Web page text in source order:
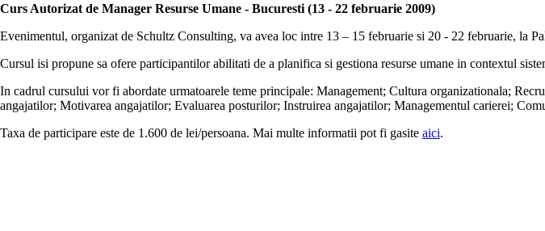
Curs Autorizat de Manager Resurse Umane - Bucuresti (13 - 22 februarie 2009)
Evenimentul, organizat de Schultz Consulting, va avea loc intre 13 – 15 februarie si 20 - 22 februarie, la
Cursul isi propune sa ofere participantilor abilitati de a planifica si gestiona resurse umane in contextul
In cadrul cursului vor fi abordate urmatoarele teme principale: Management; Cultura organizationala;
angajatilor; Motivarea angajatilor; Evaluarea posturilor; Instruirea angajatilor; Managementul carierei;
Taxa de participare este de 1.600 de lei/persoana. Mai multe informatii pot fi gasite aici.